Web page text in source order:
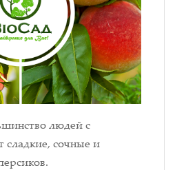
людей с
сладкие, сочные и